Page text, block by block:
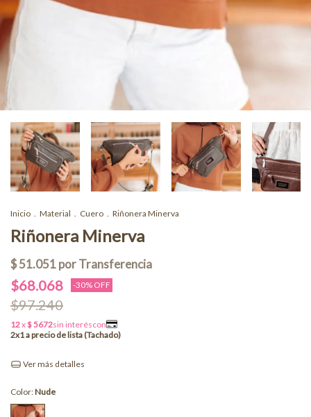
Inicio . Material . Cuero . Riñonera Minerva
Riñonera Minerva
$68.068 -30% OFF
$97.240
Ver más detalles
Color:Nude